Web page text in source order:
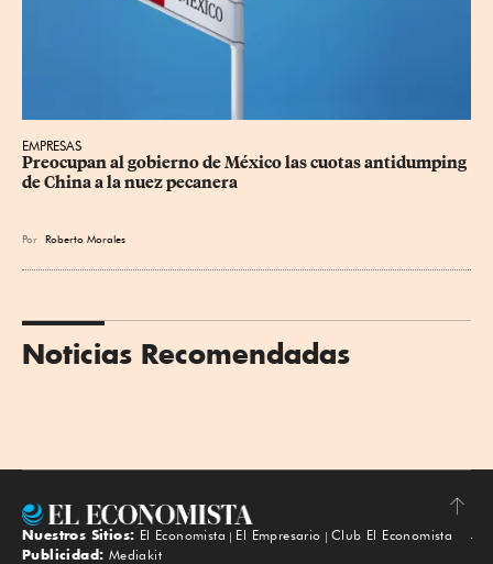
EMPRESAS
Preocupan al gobierno de México las cuotas antidumping
de China a la nuez pecanera
Por Roberto Morales
Noticias Recomendadas
Subir
Nuestros Sitios: El Economista El Empresario
Club El Economista
Publicidad: Mediakit